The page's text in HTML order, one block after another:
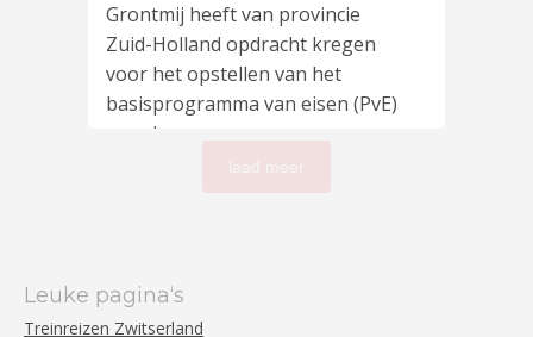
Grontmij heeft van provincie
Zuid-Holland opdracht kregen
voor het opstellen van het
basisprogramma van eisen (PvE)
lees meer
Leuke pagina‘s
Treinreizen Zwitserland